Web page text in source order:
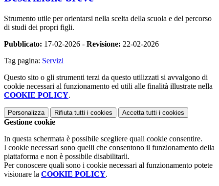
Strumento utile per orientarsi nella scelta della scuola e del percorso
di studi dei propri figli.
Pubblicato: 17-02-2026 - Revisione: 22-02-2026
Tag pagina: Servizi
Questo sito o gli strumenti terzi da questo utilizzati si avvalgono di
cookie necessari al funzionamento ed utili alle finalità illustrate nella
COOKIE POLICY.
Personalizza Rifiuta tutti i cookies Accetta tutti i cookies
Gestione cookie
In questa schermata è possibile scegliere quali cookie consentire.
I cookie necessari sono quelli che consentono il funzionamento della
piattaforma e non è possibile disabilitarli.
Per conoscere quali sono i cookie necessari al funzionamento potete
visionare la COOKIE POLICY.